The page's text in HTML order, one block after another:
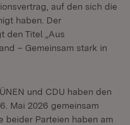
auf den sich die
haben. Der
den Titel „Aus
– Gemeinsam stark in
und CDU haben den
Mai 2026 gemeinsam
beider Parteien haben am